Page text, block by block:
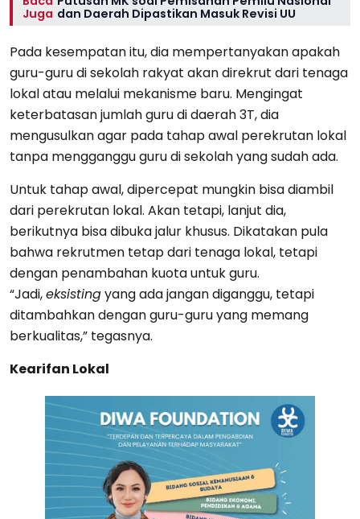
Juga dan Daerah Dipastikan Masuk Revisi UU
Pada kesempatan itu, dia mempertanyakan apakah
guru-guru di sekolah rakyat akan direkrut dari tenaga
lokal atau melalui mekanisme baru. Mengingat
keterbatasan jumlah guru di daerah 3T, dia
mengusulkan agar pada tahap awal perekrutan lokal
tanpa mengganggu guru di sekolah yang sudah ada.
Untuk tahap awal, dipercepat mungkin bisa diambil
dari perekrutan lokal. Akan tetapi, lanjut dia,
berikutnya bisa dibuka jalur khusus. Dikatakan pula
bahwa rekrutmen tetap dari tenaga lokal, tetapi
dengan penambahan kuota untuk guru.
“Jadi,eksistingyang ada jangan diganggu, tetapi
ditambahkan dengan guru-guru yang memang
berkualitas,” tegasnya.
Kearifan Lokal